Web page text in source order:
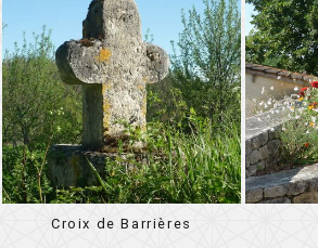
Croix de Barrières